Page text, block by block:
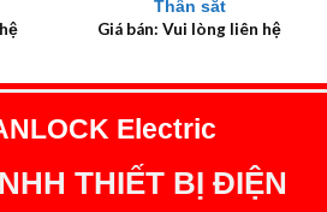
Thân sắt
Giá bán: Vui lòng liên hệ
Electric
THIẾT BỊ ĐIỆN